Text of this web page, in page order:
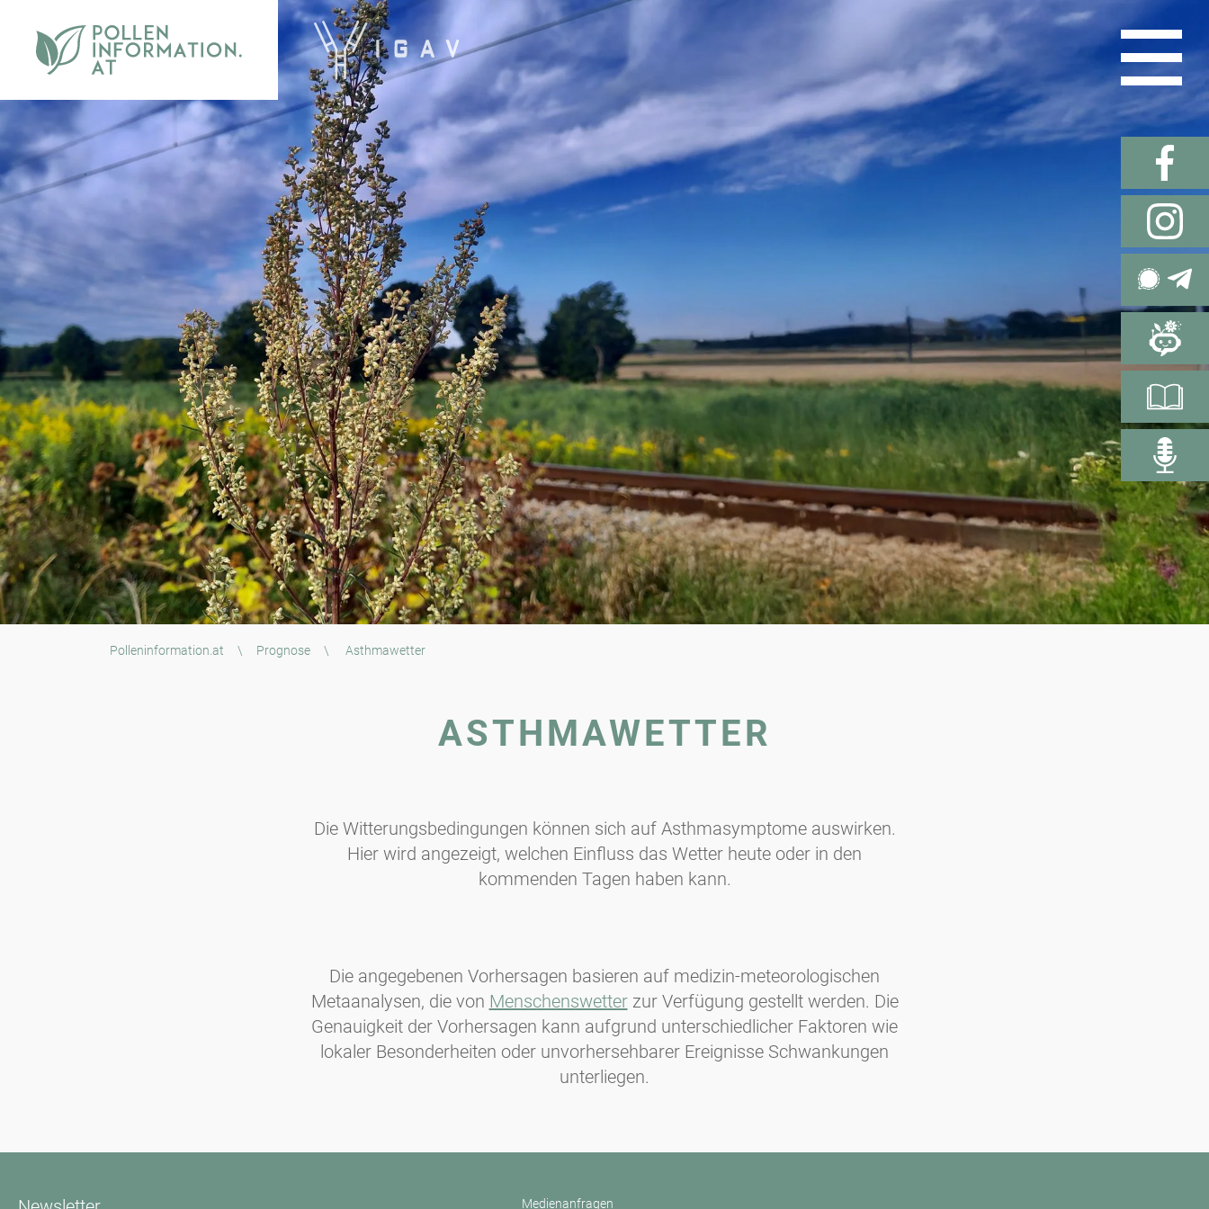
Polleninformation.at \ Prognose \ Asthmawetter
ASTHMAWETTER
Die Witterungsbedingungen können sich auf Asthmasymptome auswirken.
Hier wird angezeigt, welchen Einfluss das Wetter heute oder in den
kommenden Tagen haben kann.
Die angegebenen Vorhersagen basieren auf medizin-meteorologischen
Metaanalysen, die von Menschenswetterzur Verfügung gestellt werden. Die
Genauigkeit der Vorhersagen kann aufgrund unterschiedlicher Faktoren wie
lokaler Besonderheiten oder unvorhersehbarer Ereignisse Schwankungen
unterliegen.
Medienanfragen